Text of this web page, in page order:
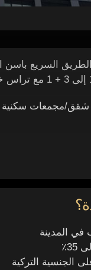
شقق/مجمعات سكنية
في المدينة
التركية